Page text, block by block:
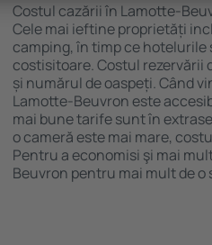
Costul cazării în Lamotte-
Cele mai ieftine proprietăți
camping, în timp ce
costisitoare. Costul rezervării
și numărul de oaspeți. Când
Lamotte-Beuvron este
mai bune tarife sunt în
o cameră este mai mare,
Pentru a economisi şi mai
Beuvron pentru mai mult de o